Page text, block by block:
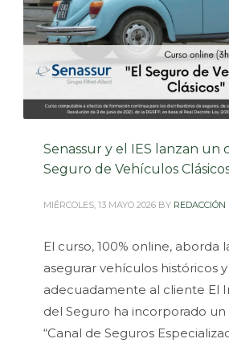
Senassur y el IES lanzan un
Seguro de Vehículos
MIÉRCOLES, 13 MAYO 2026 BY REDACCIÓN
El curso, 100% online, aborda
asegurar vehículos históricos
adecuadamente al cliente El
del Seguro ha incorporado
“Canal de Seguros